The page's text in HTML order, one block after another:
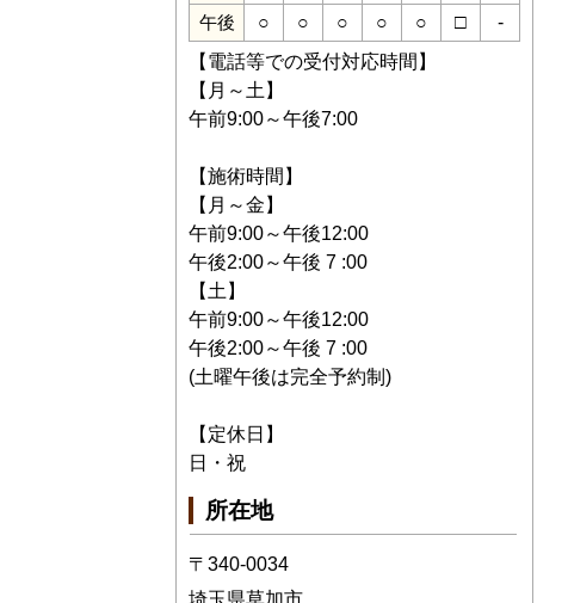
午後 ○ ○ ○ ○ ○ □
-
【電話等での受付対応時間】
【月～土】
午前9:00～午後7:00
【施術時間】
【月～金】
午前9:00～午後12:00
午後2:00～午後 7 :00
【土】
午前9:00～午後12:00
午後2:00～午後 7 :00
(土曜午後は完全予約制)
【定休日】
日・祝
所在地
〒340-0034
埼玉県草加市